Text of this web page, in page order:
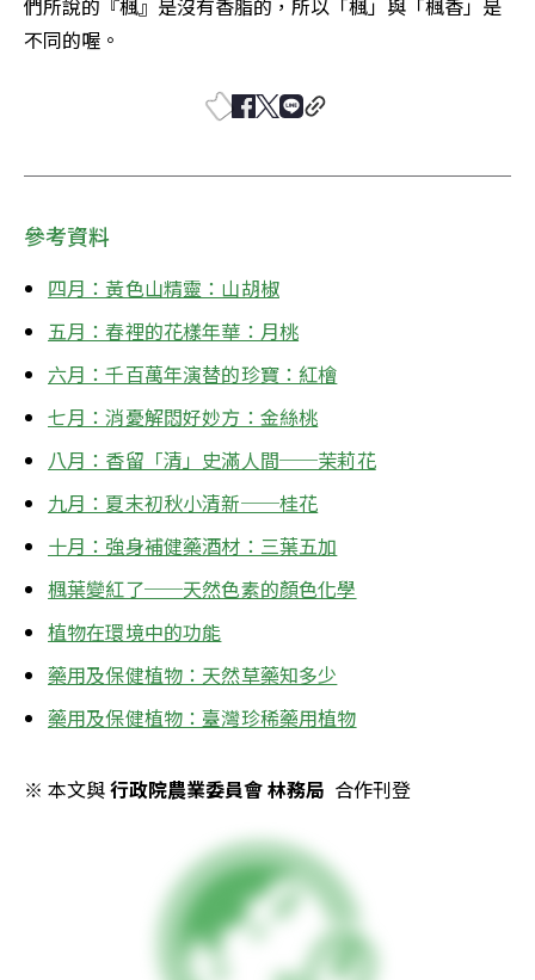
不同的喔。
參考資料
四月：黃色山精靈：山胡椒
五月：春裡的花樣年華：月桃
六月：千百萬年演替的珍寶：紅檜
七月：消憂解悶好妙方：金絲桃
八月：香留「清」史滿人間──茉莉花
九月：夏末初秋小清新──桂花
十月：強身補健藥酒材：三葉五加
楓葉變紅了──天然色素的顏色化學
植物在環境中的功能
藥用及保健植物：天然草藥知多少
藥用及保健植物：臺灣珍稀藥用植物
※ 本文與 行政院農業委員會 林務局 合作刊登